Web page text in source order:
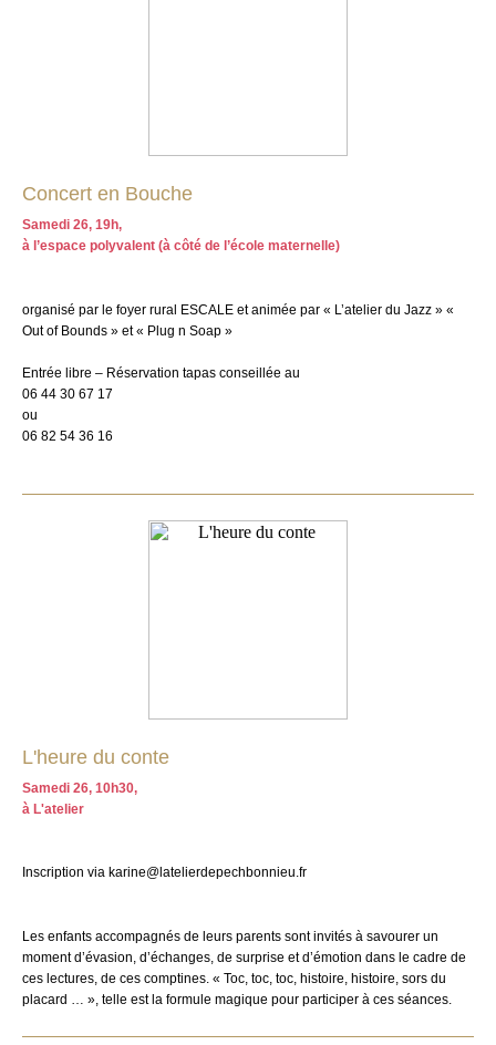
Concert en Bouche
Samedi 26, 19h,
à l’espace polyvalent (à côté de l’école maternelle)
organisé par le foyer rural ESCALE et animée par « L’atelier du Jazz » «
Out of Bounds » et « Plug n Soap »
Entrée libre – Réservation tapas conseillée au
06 44 30 67 17
ou
06 82 54 36 16
L'heure du conte
Samedi 26, 10h30,
à L'atelier
Inscription via karine@latelierdepechbonnieu.fr
Les enfants accompagnés de leurs parents sont invités à savourer un
moment d’évasion, d’échanges, de surprise et d’émotion dans le cadre de
ces lectures, de ces comptines. « Toc, toc, toc, histoire, histoire, sors du
placard … », telle est la formule magique pour participer à ces séances.